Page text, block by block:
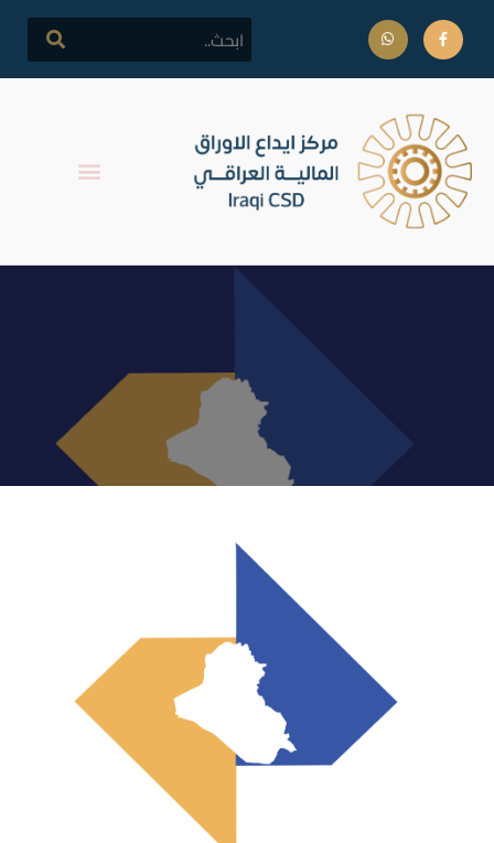
التقرير اليومي لتداولات سوق
كانون الثاني 2017